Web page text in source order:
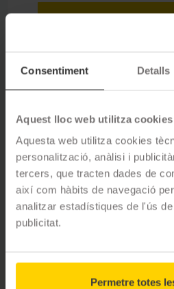
Consentiment Detalls
Aquest lloc web utilitza cookies
Aquesta web utilitza cookies
personalització, anàlisi i
tercers, que tracten dades de
així com hàbits de navegació
analitzar estadístiques de l'ús
publicitat.
Permetre totes
4.8ESTRELLES
5estrelles